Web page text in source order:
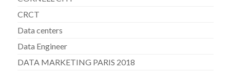
CRCT
Data centers
Data Engineer
DATA MARKETING PARIS 2018